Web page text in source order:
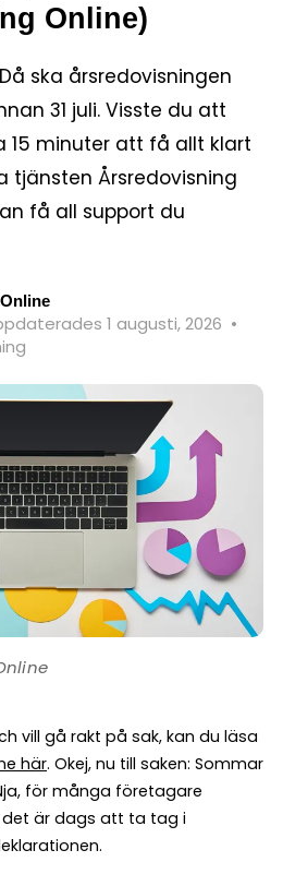
Online)
ska årsredovisningen
31 juli. Visste du att
15 minuter att få allt klart
tjänsten Årsredovisning
få all support du
1 augusti, 2026 •
vill gå rakt på sak, kan du läsa
här. Okej, nu till saken: Sommar
för många företagare
är dags att ta tag i